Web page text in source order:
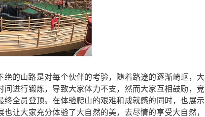
的山路是对每个伙伴的考验，随着路途的逐渐崎岖，大
进行锻炼，导致大家体力不支，然而大家互相鼓励，竞
全员登顶。在体验爬山的艰难和成就感的同时，也展示
让大家充分体验了大自然的美，去尽情的享受大自然，